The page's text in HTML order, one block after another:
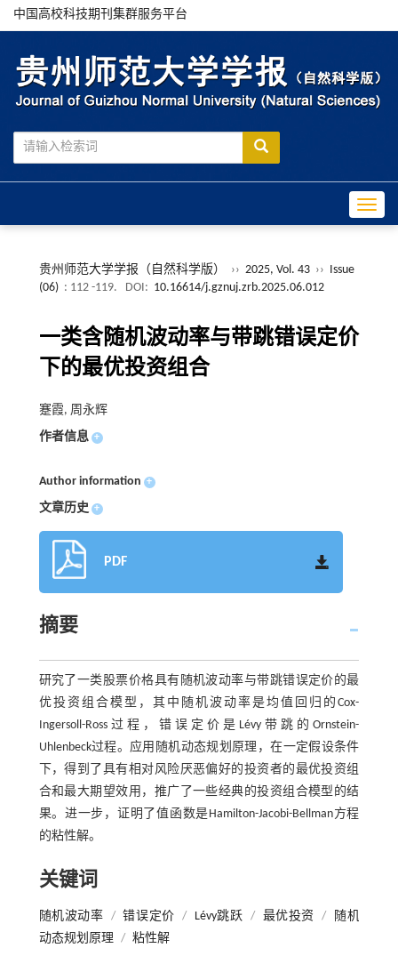
中国高校科技期刊集群服务平台
贵州师范大学学报（自然科学版） ›› 2025, Vol. 43 ››
Issue
(06) : 112 -119. DOI: 10.16614/j.gznuj.zrb.2025.06.012
一类含随机波动率与带跳错误定价
下的最优投资组合
蹇霞, 周永辉
作者信息 +
Author information +
文章历史 +
PDF
摘要
研究了一类股票价格具有随机波动率与带跳错误定价的最
优投资组合模型，其中随机波动率是均值回归的Cox-
Ingersoll-Ross过程，错误定价是Lévy带跳的Ornstein-
Uhlenbeck过程。应用随机动态规划原理，在一定假设条件
下，得到了具有相对风险厌恶偏好的投资者的最优投资组
合和最大期望效用，推广了一些经典的投资组合模型的结
果。进一步，证明了值函数是Hamilton-Jacobi-Bellman方程
的粘性解。
关键词
随机波动率 / 错误定价 / Lévy跳跃 / 最优投资 /
随机
动态规划原理 / 粘性解